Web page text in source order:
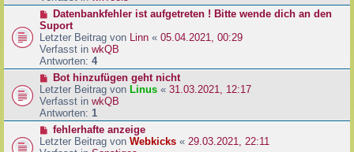
i
r
a
g
e
B
e
i
t
a
g
N
e
u
e
r
B
e
i
t
r
a
g
Datenbankfehler ist aufgetreten ! Bitte wende dich an den
Suport
Letzter Beitrag von Linn « 05.04.2021, 00:29
Verfasst in wkQB
Antworten: 4
N
e
u
e
r
B
e
Bot hinzufügen geht nicht
Letzter Beitrag von Linus « 31.03.2021, 12:17
Verfasst in wkQB
Antworten: 1
N
e
fehlerhafte anzeige
Letzter Beitrag von Webkicks « 29.03.2021, 22:11